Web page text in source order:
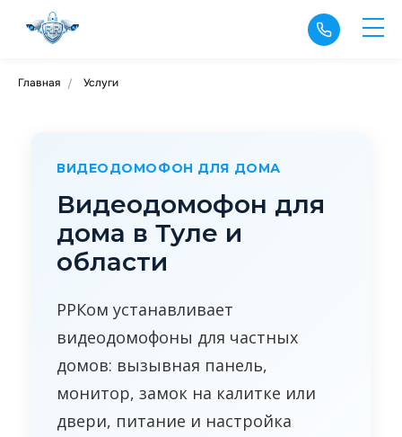
Главная / Услуги
ВИДЕОДОМОФОН ДЛЯ ДОМА
Видеодомофон для
дома в Туле и
области
РРКом устанавливает
видеодомофоны для частных
домов: вызывная панель,
монитор, замок на калитке или
двери, питание и настройка